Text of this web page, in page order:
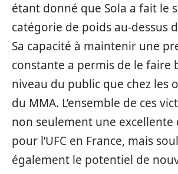
étant donné que Sola a fait le
catégorie de poids au-dessus
Sa capacité à maintenir une
constante a permis de le faire
niveau du public que chez les
du MMA. L’ensemble de ces
non seulement une excellente
pour l’UFC en France, mais
également le potentiel de